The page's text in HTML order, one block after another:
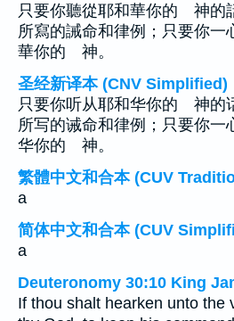
只要你聽從耶和華你的 神的
所寫的誡命和律例；只要你一
華你的 神。
圣经新译本 (CNV Simplified)
只要你听从耶和华你的 神的
所写的诫命和律例；只要你一
华你的 神。
繁體中文和合本 (CUV
a
简体中文和合本 (CUV
a
Deuteronomy 30:10 King
If thou shalt hearken unto the